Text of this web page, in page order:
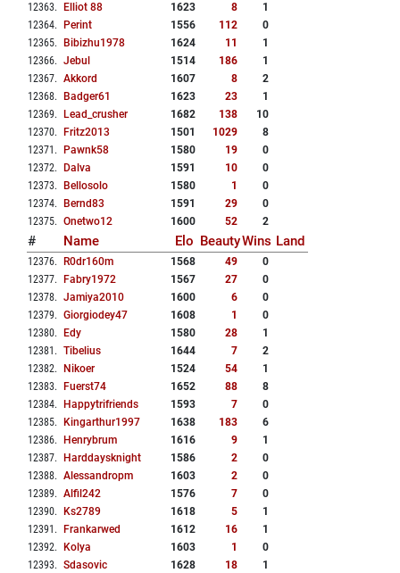
12363. Elliot 88 1623 8
1
12364. Perint 1556 112
0
12365. Bibizhu1978 1624 11
1
12366. Jebul 1514 186
1
12367. Akkord 1607 8
2
12368. Badger61 1623 23
1
12369. Lead_crusher 1682 138
10
12370. Fritz2013 1501 1029
8
12371 . Pawnk58 1580 19
0
12372. Dalva 1591 10
0
12373. Bellosolo 1580 1
0
12374. Bernd83 1591 29
0
12375. Onetwo12 1600 52 2
# Name Elo BeautyWins Land
12376. R0dr160m 1568 49
0
12377. Fabry1972 1567 27
0
12378. Jamiya2010 1600 6
0
12379. Giorgiodey47 1608 1
0
12380. Edy 1580 28
1
12381 . Tibelius 1644 7
2
12382. Nikoer 1524 54
1
12383. Fuerst74 1652 88
8
12384. Happytrifriends 1593 7
0
12385. Kingarthur1997 1638 183
6
12386. Henrybrum 1616 9
1
12387. Harddaysknight 1586 2
0
12388. Alessandropm 1603 2
0
12389. Alfil242 1576 7
0
12390. Ks2789 1618 5
1
12391 . Frankarwed 1612 16
1
12392. Kolya 1603 1
0
12393. Sdasovic 1628 18
1